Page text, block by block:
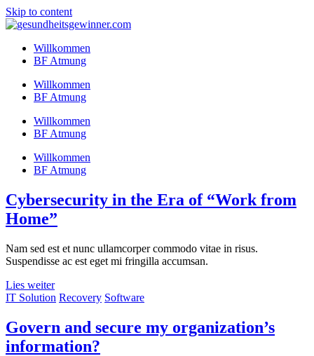
Skip to content
Willkommen
BF Atmung
Willkommen
BF Atmung
Willkommen
BF Atmung
Willkommen
BF Atmung
Cybersecurity in the Era of “Work from
Home”
Nam sed est et nunc ullamcorper commodo vitae in risus.
Suspendisse ac est eget mi fringilla accumsan.
Lies weiter
IT Solution Recovery Software
Govern and secure my organization’s
information?